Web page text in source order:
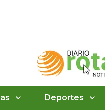
Deportes